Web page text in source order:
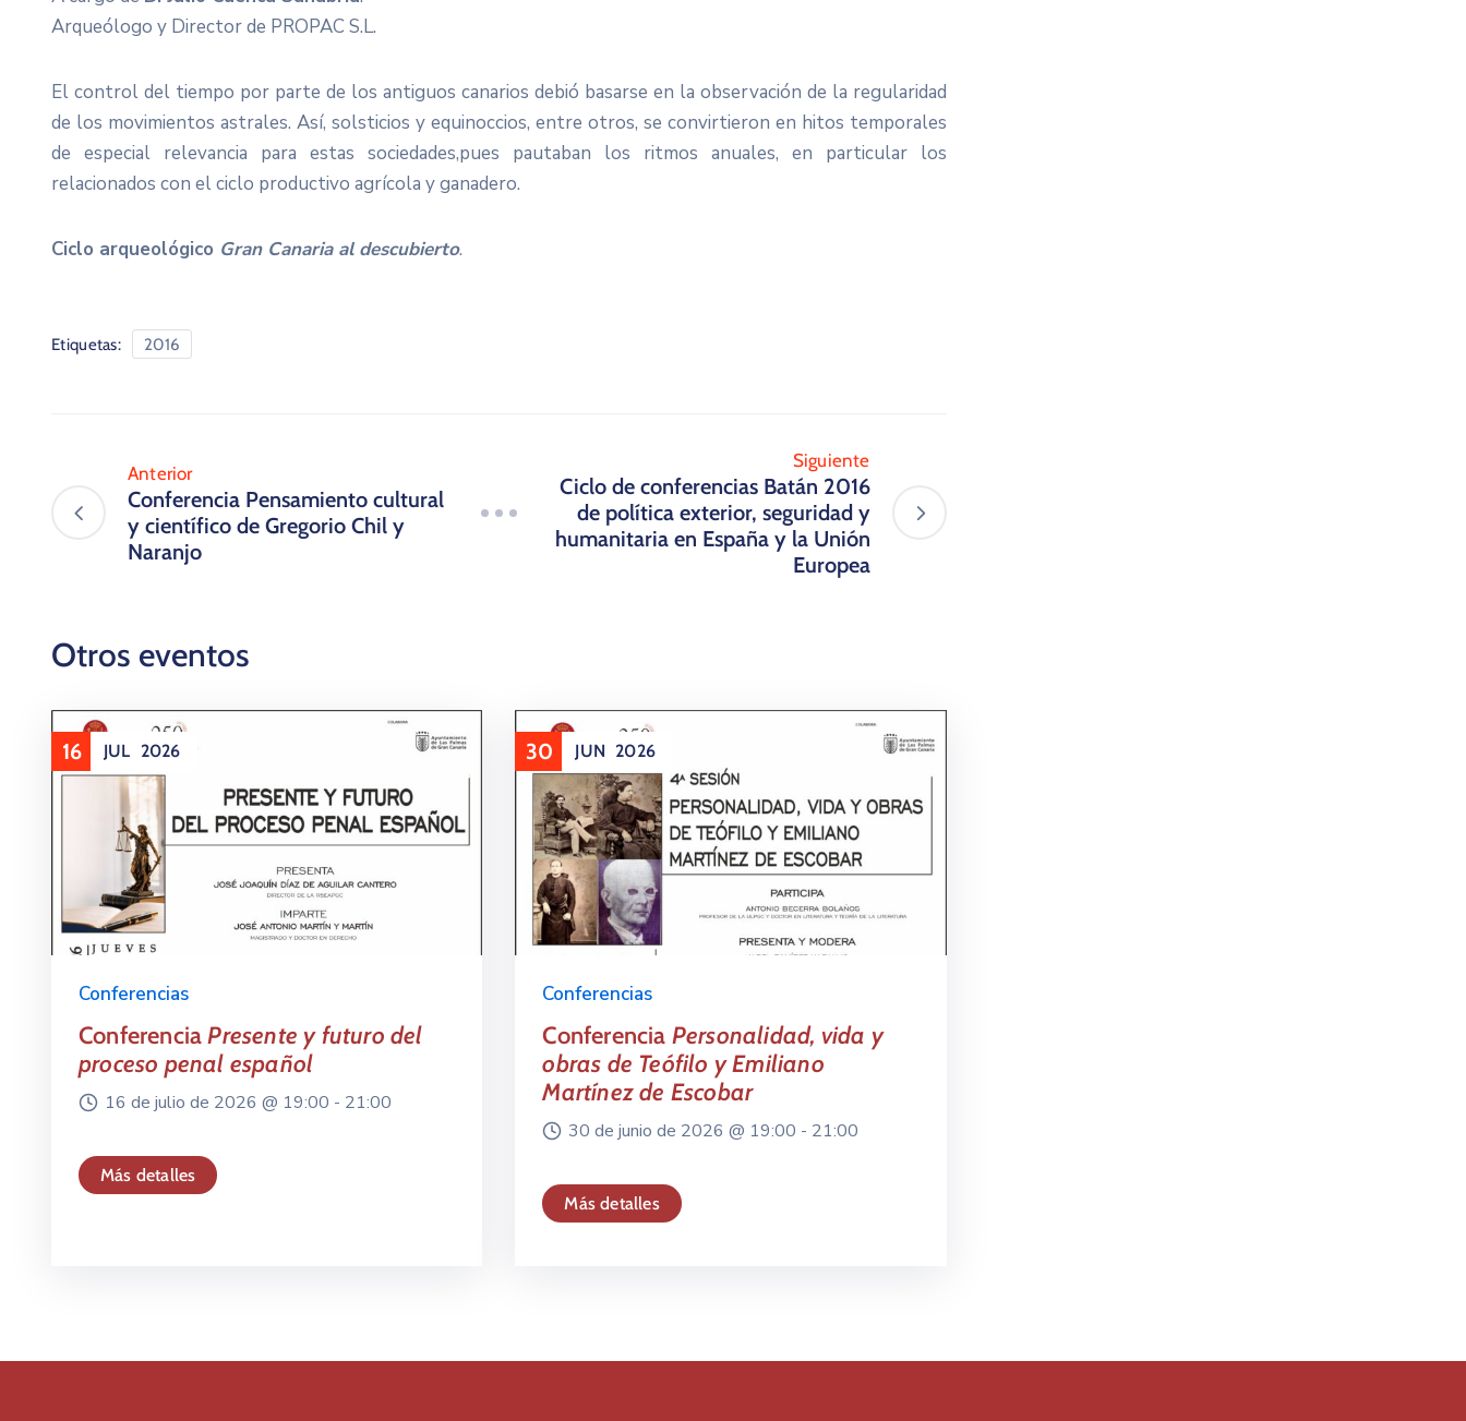
Arqueólogo y Director de PROPAC S.L.
El control del tiempo por parte de los antiguos canarios debió basarse en la observación de la regularidad
de los movimientos astrales. Así, solsticios y equinoccios, entre otros, se convirtieron en hitos temporales
de especial relevancia para estas sociedades,pues pautaban los ritmos anuales, en particular los
relacionados con el ciclo productivo agrícola y ganadero.
Ciclo arqueológico Gran Canaria al descubierto.
Etiquetas: 2016
Anterior
Conferencia Pensamiento cultural
y científico de Gregorio Chil y
Naranjo
Siguiente
Ciclo de conferencias Batán 2016
de política exterior, seguridad y
humanitaria en España y la Unión
Europea
Otros eventos
16 JUL 2026
Conferencias
ConferenciaPresente y futuro del
proceso penal español
16 de julio de 2026 @ 19:00 - 21:00
Más detalles
30 JUN 2026
Conferencias
Conferencia Personalidad, vida y
obras de Teófilo y Emiliano
Martínez de Escobar
30 de junio de 2026 @ 19:00 - 21:00
Más detalles